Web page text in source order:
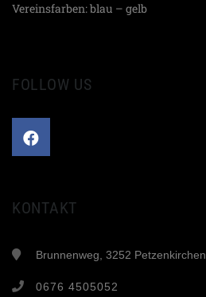
Vereinsfarben: blau – gelb
FOLLOW US
KONTAKT
Brunnenweg, 3252 Petzenkirchen
0676 4505052